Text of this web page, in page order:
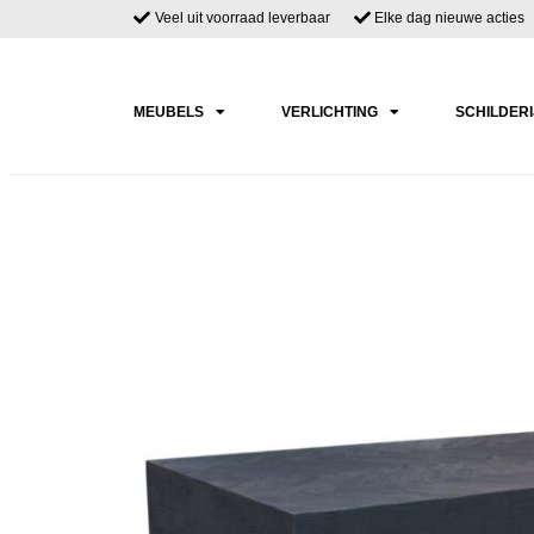
Veel uit voorraad leverbaar Elke dag nieuwe acties
MEUBELS VERLICHTING